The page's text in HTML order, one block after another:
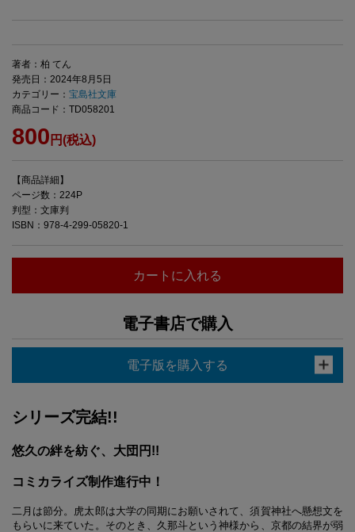
著者：柏 てん
発売日：2024年8月5日
カテゴリー： 宝島社文庫
商品コード：TD058201
800 円(税込)
【商品詳細】
ページ数：224P
判型：文庫判
ISBN：978-4-299-05820-1
カートに入れる
電子書店で購入
電子版を購入する
シリーズ完結!!
悠久の絆を紡ぐ、大団円!!
コミカライズ制作進行中！
二月は節分。虎太郎は大学の同期にお願いされて、須賀神社へ懸想文を
もらいに来ていた。そのとき、久那斗という神様から、京都の結界が弱